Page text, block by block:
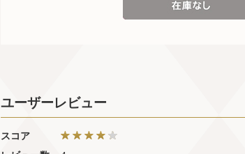
ユーザーレビュー
スコア